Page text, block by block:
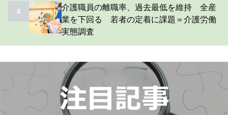
4
介護職員の離職率、過去最低を維持 全産
業を下回る 若者の定着に課題＝介護労働
実態調査